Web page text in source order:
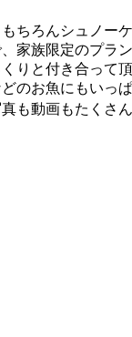
ちろんシュノ
家族限定のプ
りと付き合って
のお魚にもい
も動画もたく